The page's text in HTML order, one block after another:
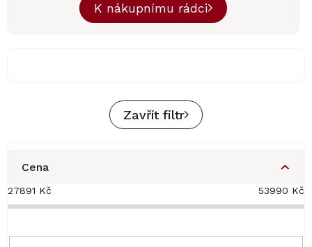
K nákupnímu rádci
Zavřít filtr
Cena
27891 Kč 53990 Kč